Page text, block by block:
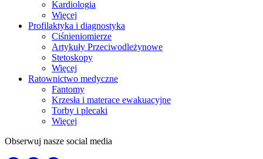
Kardiologia
Więcej
Profilaktyka i diagnostyka
Ciśnieniomierze
Artykuły Przeciwodleżynowe
Stetoskopy
Więcej
Ratownictwo medyczne
Fantomy
Krzesła i materace ewakuacyjne
Torby i plecaki
Więcej
Obserwuj nasze social media